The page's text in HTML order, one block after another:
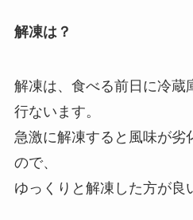
解凍は？
解凍は、食べる前日に冷蔵
行ないます。
急激に解凍すると風味が劣
ので、
ゆっくりと解凍した方が良